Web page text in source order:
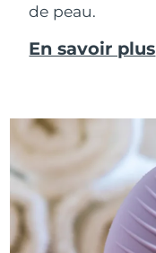
de peau.
En savoir plus